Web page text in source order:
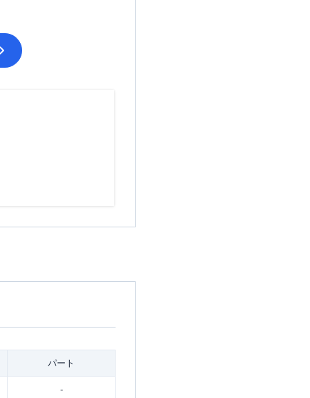
パート
-